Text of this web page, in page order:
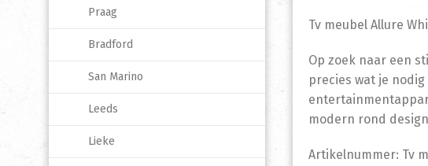
Tv meubel Allure
Op zoek naar een
precies wat je
modern rond
Artikelnummer: Tv
Praag
Bradford
San Marino
Leeds
Lieke